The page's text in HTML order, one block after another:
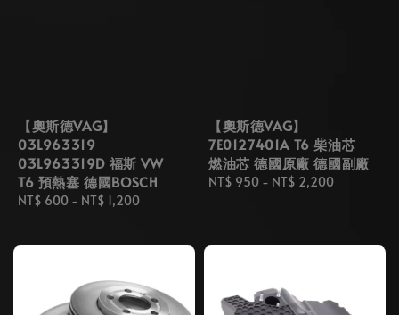
【奧斯德VAG】
03L963319
03L963319D 福斯 VW
T6 預熱塞 德國BOSCH
Regular
NT$ 600 - NT$ 1,200
【奧斯德VAG】
7E0127401A T6 柴油芯
燃油芯 德國原廠 德國副廠
Regular
NT$ 950 - NT$ 2,200